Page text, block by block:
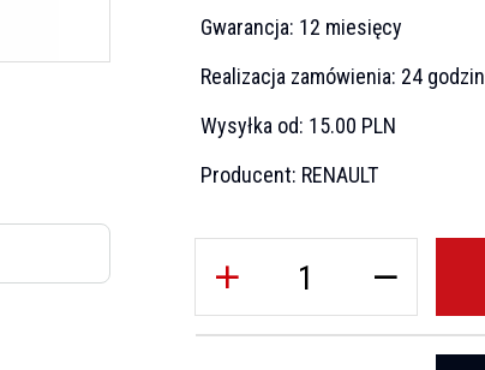
Gwarancja: 12 miesięcy
Realizacja zamówienia: 24 godzin
Wysyłka od: 15.00 PLN
Producent: RENAULT